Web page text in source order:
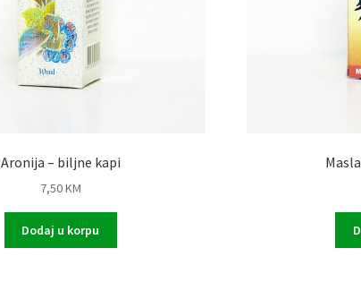
Aronija – biljne kapi
7,50KM
Dodaj u korpu